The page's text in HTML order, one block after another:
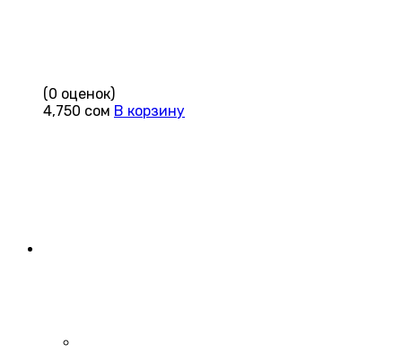
(0 оценок)
4,750 сом В корзину